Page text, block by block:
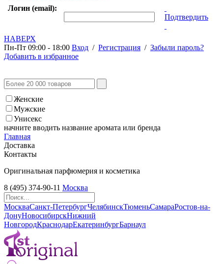
Логин (email):
Подтвердить
НАВЕРХ
Пн-Пт 09:00 - 18:00 Вход / Регистрация / Забыли пароль?
Добавить в избранное
Женские
Мужские
Унисекс
начните вводить название аромата или бренда
Главная
Доставка
Контакты
Оригинальная парфюмерия и косметика
8 (495) 374-90-11 Москва
МоскваСанкт-ПетербургЧелябинскТюменьСамараРостов-на-
ДонуНовосибирскНижний
НовгородКраснодарЕкатеринбургБарнаул